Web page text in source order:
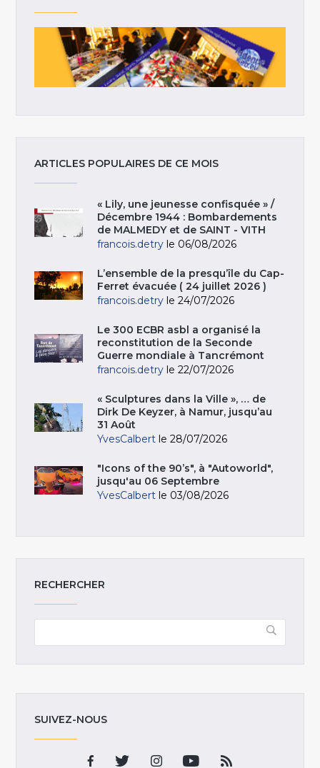
ARTICLES POPULAIRES DE CE MOIS
« Lily, une jeunesse confisquée » /
Décembre 1944 : Bombardements
de MALMEDY et de SAINT - VITH
francois.detry le 06/08/2026
L’ensemble de la presqu’île du Cap-
Ferret évacuée ( 24 juillet 2026 )
francois.detry le 24/07/2026
Le 300 ECBR asbl a organisé la
reconstitution de la Seconde
Guerre mondiale à Tancrémont
francois.detry le 22/07/2026
« Sculptures dans la Ville », … de
Dirk De Keyzer, à Namur, jusqu’au
31 Août
YvesCalbert le 28/07/2026
"Icons of the 90’s", à "Autoworld",
jusqu'au 06 Septembre
YvesCalbert le 03/08/2026
RECHERCHER
SUIVEZ-NOUS